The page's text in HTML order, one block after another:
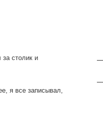
столик и
я все записывал,